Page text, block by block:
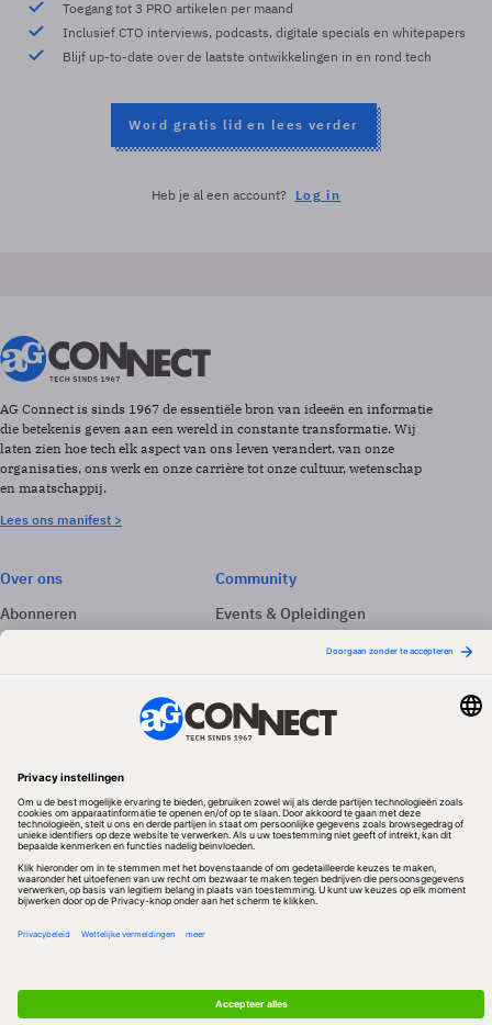
Toegang tot 3 PRO artikelen per maand
Inclusief CTO interviews, podcasts, digitale specials en whitepapers
Blijf up-to-date over de laatste ontwikkelingen in en rond tech
Word gratis lid en lees verder
Heb je al een account? Log in
AG Connect is sinds 1967 de essentiële bron van ideeën en informatie
die betekenis geven aan een wereld in constante transformatie. Wij
laten zien hoe tech elk aspect van ons leven verandert, van onze
organisaties, ons werk en onze carrière tot onze cultuur, wetenschap
en maatschappij.
Lees ons manifest >
Over ons
Abonneren
Adverteren
Community
Events & Opleidingen
Volg ons
Redactionele partner
Algemene Voorwaarden & Copyrights